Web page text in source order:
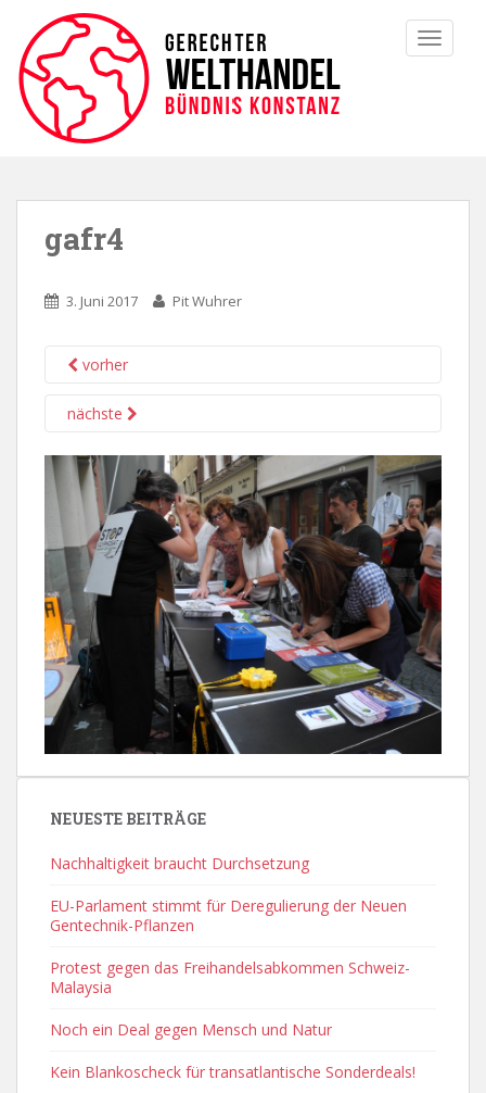
gafr4
3. Juni 2017 Pit Wuhrer
vorher
nächste
NEUESTE BEITRÄGE
Nachhaltigkeit braucht Durchsetzung
EU-Parlament stimmt für Deregulierung der Neuen
Gentechnik-Pflanzen
Protest gegen das Freihandelsabkommen Schweiz-
Malaysia
Noch ein Deal gegen Mensch und Natur
Kein Blankoscheck für transatlantische Sonderdeals!